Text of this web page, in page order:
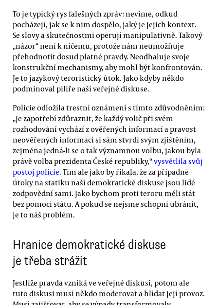
To je typický rys falešných zpráv: nevíme, odkud
pocházejí, jak se k nim dospělo, jaký je jejich kontext.
Se slovy a skutečnostmi operují manipulativně. Takový
„názor“ není k ničemu, protože nám neumožňuje
přehodnotit dosud platné pravdy. Neodhaluje svoje
konstrukční mechanismy, aby mohl být konfrontován.
Je to jazykový teroristický útok. Jako kdyby někdo
podminoval pilíře naší veřejné diskuse.
Policie odložila trestní oznámení s tímto zdůvodněním:
„Je zapotřebí zdůraznit, že každý volič při svém
rozhodování vychází z ověřených informací a pravost
neověřených informací si sám stvrdí svým zjištěním,
zejména jedná-li se o tak významnou volbu, jakou byla
právě volba prezidenta České republiky,“vysvětlila svůj
postoj policie. Tím ale jako by říkala, že za případné
útoky na statiku naší demokratické diskuse jsou lidé
zodpovědní sami. Jako bychom proti teroru měli stát
bez pomoci státu. A pokud se nejsme schopni ubránit,
je to náš problém.
Hranice demokratické diskuse
je třeba strážit
Jestliže pravda vzniká ve veřejné diskusi, potom ale
tuto diskusi musí někdo moderovat a hlídat její provoz.